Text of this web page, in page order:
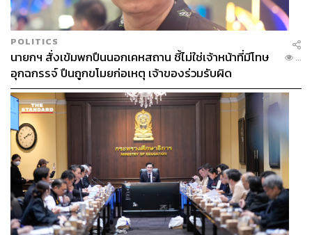
POLITICS
นายกฯ สั่งเข้มพกปืนนอกเคหสถาน ชี้ไม่ใช่เจ้าหน้าที่มีโทษ
อุกฉกรรจ์ ปืนถูกขโมยก่อเหตุ เจ้าของร่วมรับผิด
...